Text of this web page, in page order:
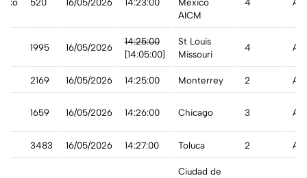
AICM
1995 16/05/2026
14:25:00
[14:05:00]
St Louis
Missouri
4
2169 16/05/2026 14:25:00 Monterrey 2 A
1659 16/05/2026 14:26:00 Chicago 3 A
3483 16/05/2026 14:27:00 Toluca 2 A
Ciudad de